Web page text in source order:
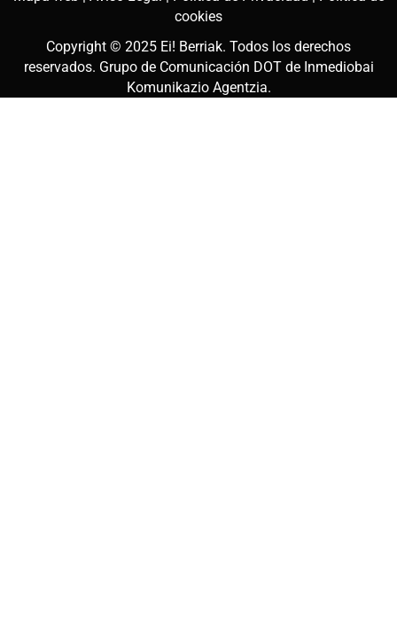
cookies
Copyright © 2025 Ei! Berriak. Todos los derechos
reservados. Grupo de Comunicación DOT de Inmediobai
Komunikazio Agentzia.